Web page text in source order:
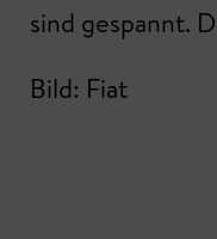
sind gespannt.
Bild: Fiat